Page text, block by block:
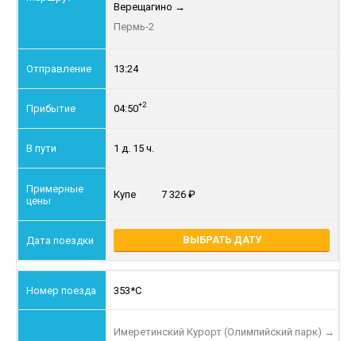
Верещагино →
Пермь-2
13:24
04:50+2
1 д. 15 ч.
Купе 7 326
ВЫБРАТЬ ДАТУ
353*С
Имеретинский Курорт (Олимпийский парк) →